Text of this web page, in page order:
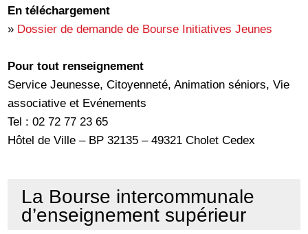
En téléchargement
» Dossier de demande de Bourse Initiatives Jeunes
Pour tout renseignement
Service Jeunesse, Citoyenneté, Animation séniors, Vie
associative et Evénements
Tel : 02 72 77 23 65
Hôtel de Ville – BP 32135 – 49321 Cholet Cedex
La Bourse intercommunale
d’enseignement supérieur